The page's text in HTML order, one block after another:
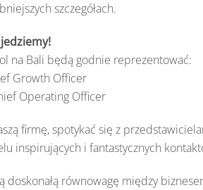
szczegółach.
na Bali będą godnie reprezentować:
Growth Officer
Operating Officer
firmę, spotykać się z
inspirujących i fantastycznych
doskonałą równowagę między